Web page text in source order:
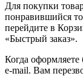
Для покупки
понравившийся
перейдите в
«Быстрый заказ».
Когда
e-mail. Вам